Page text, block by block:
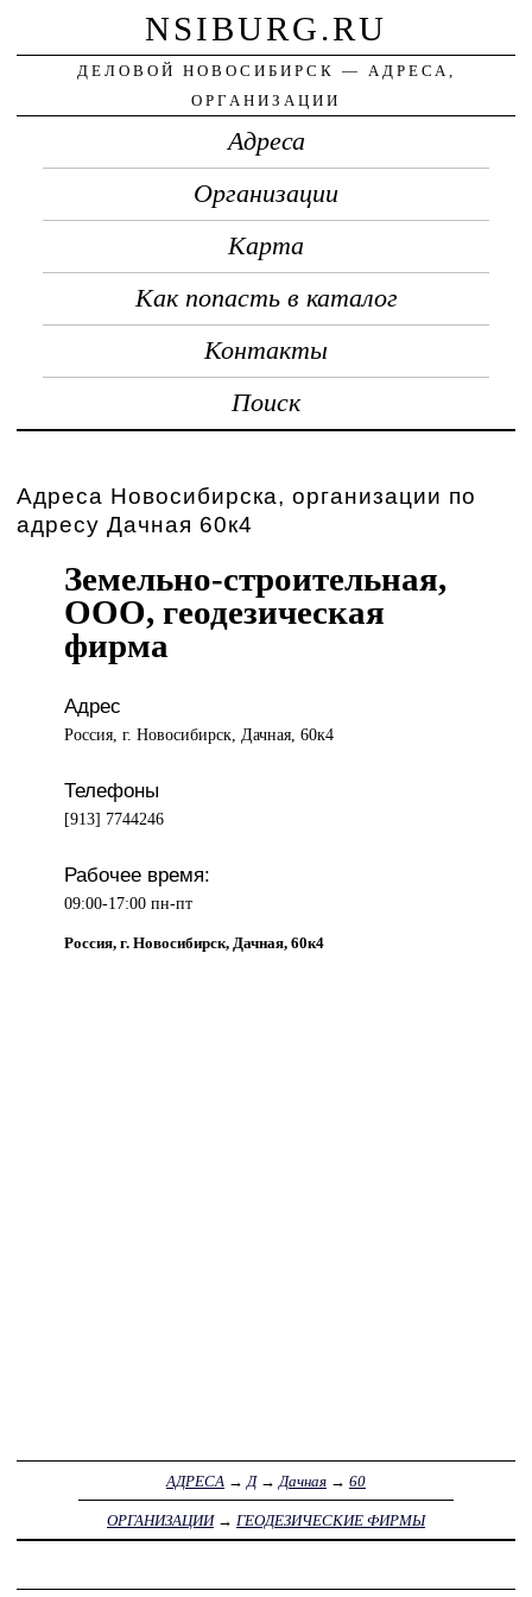
NSIBURG.RU
ДЕЛОВОЙ НОВОСИБИРСК — АДРЕСА,
ОРГАНИЗАЦИИ
Адреса
Организации
Карта
Как попасть в каталог
Контакты
Поиск
Адреса Новосибирска, организации по
адресу Дачная 60к4
Земельно-строительная,
ООО, геодезическая
фирма
Адрес
Россия, г. Новосибирск, Дачная, 60к4
Телефоны
[913] 7744246
Рабочее время:
09:00-17:00 пн-пт
Россия, г. Новосибирск, Дачная, 60к4
АДРЕСА → Д→ Дачная → 60
ОРГАНИЗАЦИИ→ ГЕОДЕЗИЧЕСКИЕ ФИРМЫ